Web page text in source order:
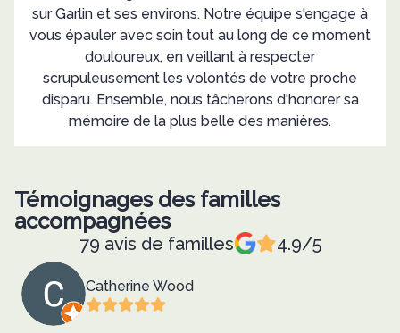
sur Garlin et ses environs. Notre équipe s'engage à
vous épauler avec soin tout au long de ce moment
douloureux, en veillant à respecter
scrupuleusement les volontés de votre proche
disparu. Ensemble, nous tâcherons d'honorer sa
mémoire de la plus belle des manières.
Témoignages des familles
accompagnées
79 avis de familles 4.9/5
Catherine Wood